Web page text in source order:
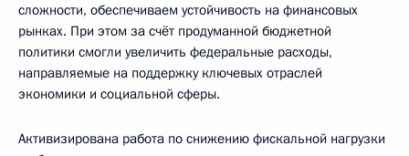
сложности, обеспечиваем устойчивость на финансовых
рынках. При этом за счёт продуманной бюджетной
политики смогли увеличить федеральные расходы,
направляемые на поддержку ключевых отраслей
экономики и социальной сферы.
Активизирована работа по снижению фискальной нагрузки